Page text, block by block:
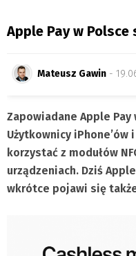
Apple Pay w
Mateusz Gawin -
Zapowiadane Apple
Użytkownicy iPhone’ów
korzystać z modułów
urządzeniach. Dziś
wkrótce pojawi się